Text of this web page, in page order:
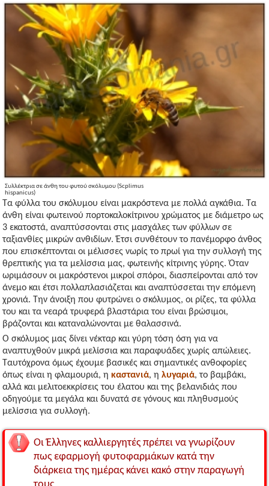
Συλλέκτρια σε άνθη του φυτού σκόλυμου (Scplimus
hispanicus)
Τα φύλλα του σκόλυμου είναι μακρόστενα με πολλά αγκάθια. Τα
άνθη είναι φωτεινού πορτοκαλοκίτρινου χρώματος με διάμετρο ως
3 εκατοστά, αναπτύσσονται στις μασχάλες των φύλλων σε
ταξιανθίες μικρών ανθιδίων. Έτσι συνθέτουν το πανέμορφο άνθος
που επισκέπτονται οι μέλισσες νωρίς το πρωί για την συλλογή της
θρεπτικής για τα μελίσσια μας, φωτεινής κίτρινης γύρης. Όταν
ωριμάσουν οι μακρόστενοι μικροί σπόροι, διασπείρονται από τον
άνεμο και έτσι πολλαπλασιάζεται και αναπτύσσεται την επόμενη
χρονιά. Την άνοιξη που φυτρώνει ο σκόλυμος, οι ρίζες, τα φύλλα
του και τα νεαρά τρυφερά βλαστάρια του είναι βρώσιμοι,
βράζονται και καταναλώνονται με θαλασσινά.
Ο σκόλυμος μας δίνει νέκταρ και γύρη τόση όση για να
αναπτυχθούν μικρά μελίσσια και παραφυάδες χωρίς απώλειες.
Ταυτόχρονα όμως έχουμε βασικές και σημαντικές ανθοφορίες
όπως είναι η φλαμουριά, η καστανιά, η λυγαριά, το βαμβάκι,
αλλά και μελιτοεκκρίσεις του έλατου και της βελανιδιάς που
οδηγούμε τα μεγάλα και δυνατά σε γόνους και πληθυσμούς
μελίσσια για συλλογή.
Οι Έλληνες καλλιεργητές πρέπει να γνωρίζουν
πως εφαρμογή φυτοφαρμάκων κατά την
διάρκεια της ημέρας κάνει κακό στην παραγωγή